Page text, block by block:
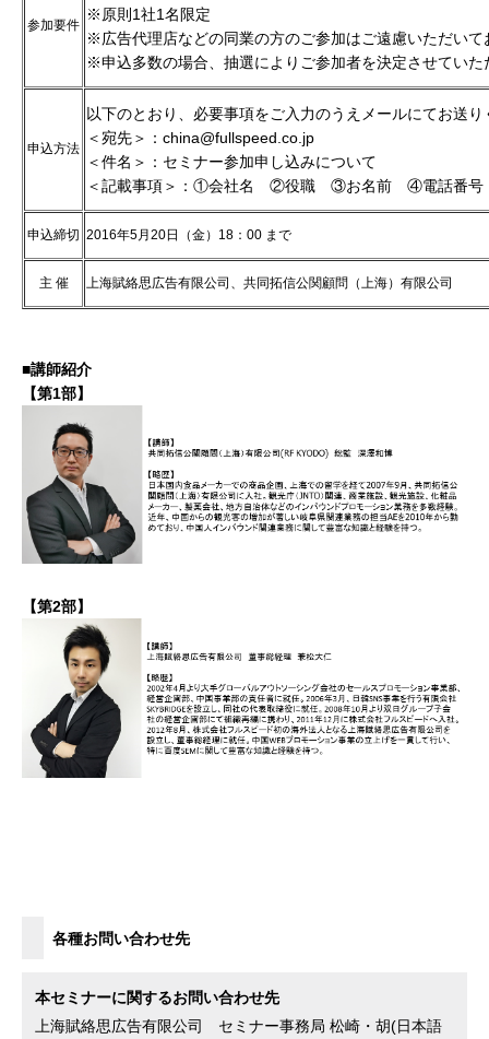
参加要件
※原則1社1名限定
※広告代理店などの同業の方のご参加はご遠慮いただいて
※申込多数の場合、抽選によりご参加者を決定させていた
申込方法
以下のとおり、必要事項をご入力のうえメールにてお送り
＜宛先＞： china@fullspeed.co.jp
＜件名＞：セミナー参加申し込みについて
＜記載事項＞：①会社名 ②役職 ③お名前 ④電話番号
申込締切 2016年5月20日（金）18：00 まで
主 催 上海賦絡思広告有限公司、共同拓信公関顧問（上海）有限公司
■講師紹介
【第1部】
【第2部】
各種お問い合わせ先
本セミナーに関するお問い合わせ先
上海賦絡思広告有限公司 セミナー事務局 松崎・胡(日本語